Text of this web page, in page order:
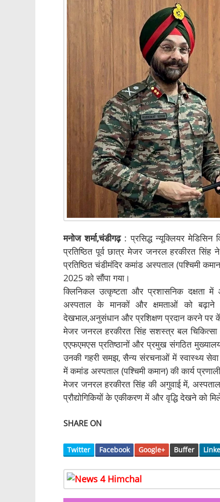
मनोज शर्मा,चंडीगढ़: प्रसिद्ध न्यूक्लियर
प्रतिष्ठित पूर्व छात्र मेजर जनरल हरकीरत
प्रतिष्ठित चंडीमंदिर कमांड अस्पताल (पश्चिमी
2025 को सौंपा गया।
क्लिनिकल उत्कृष्टता और प्रशासनिक दक्षता
अस्पताल के मानकों और क्षमताओं को बढ़ाने
देखभाल,अनुसंधान और प्रशिक्षण प्रदान करने पर
मेजर जनरल हरकीरत सिंह सशस्त्र बल
एएफएमएस प्रतिष्ठानों और प्रमुख संगठित
उनकी गहरी समझ, सैन्य संरचनाओं में स्वास्थ्य
में कमांड अस्पताल (पश्चिमी कमान) की कार्य
मेजर जनरल हरकीरत सिंह की अगुवाई में, अस्पताल
प्रौद्योगिकियों के एकीकरण में और वृद्धि देखने को
SHARE ON
Twitter Facebook Google+ Buffer